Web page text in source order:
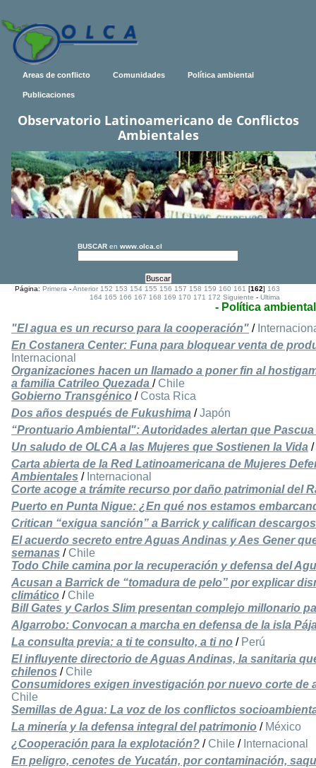
Areas de conflicto Comunidades Política ambiental
Publicaciones
Observatorio Latinoamericano de Conflictos
Ambientales
BUSCAR en www.olca.cl
Página:Primera -Anterior 152 153 154 155 156 157 158 159 160 161 [162]163
164 165 166 167 168 169 170 171 172 Siguiente -Ultima
- Política ambiental
"El agua es un recurso para la cooperación" /
En Costanera Center: Funa para bloquear venta de
Internacional
Organizaciones hacen un llamado a poner fin al
a familia Catrileo Quezada / Chile
Gobierno Transgénico / Costa Rica
Dos años después de Fukushima /Japón
“Prontuario Ambiental": Autoridades alertan que
Un saludo de OLCA a las Mujeres que Sostienen la Vida /
Carta abierta de la Red Latinoamericana de Mujeres
Ambientales / Internacional
Corte acoge a trámite recurso por daño patrimonial del
Puerto en Punta Nigue: ¿En qué nos estamos
Critican “exigua sanción” a Barrick y califican
El acuerdo secreto entre Aguas Andinas y Aes Gener
semanas / Chile
Todo Chile camina por la recuperación y defensa del
Acusan a Barrick de “tomadura de pelo” por explicar
climático / Chile
Bill Gates y Carlos Slim presentan complejo millonario
Algarrobo: Convocan a marcha en defensa de la isla
La consulta previa: a ti te consulto, a ti no / Perú
El influyente directorio de Aguas Andinas, la sanitaria
chilenos / Chile
Consumidores exigen investigación por nuevo corte de
Chile
Semillas de Agua: La voz de los conflictos
La minería y la defensa integral del patrimonio / México
¿Cooperación para la explotación? / Chile / Internacional
En peligro, cenotes de Yucatán, por contaminación,